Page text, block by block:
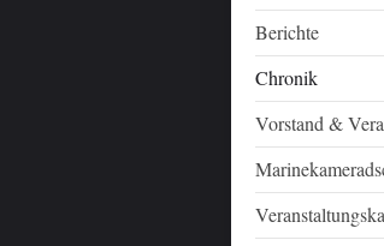
Berichte
Chronik
Vorstand &